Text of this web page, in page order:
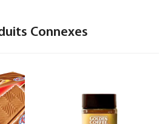
Connexes